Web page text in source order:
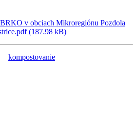
v obciach Mikroregiónu Pozdola
(187.98 kB)